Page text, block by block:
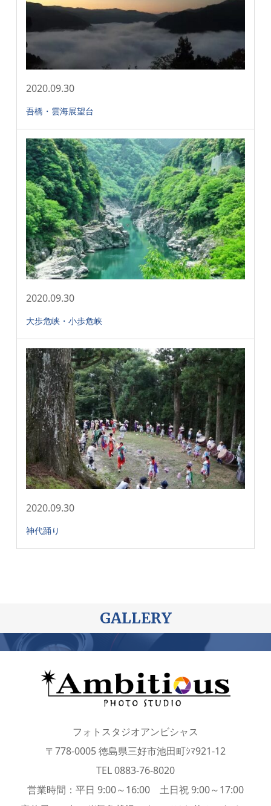
2020.09.30
吾橋・雲海展望台
2020.09.30
大歩危峡・小歩危峡
2020.09.30
神代踊り
GALLERY
フォトスタジオアンビシャス
〒778-0005 徳島県三好市池田町ｼﾏ921-12
TEL 0883-76-8020
営業時間：平日 9:00～16:00 土日祝 9:00～17:00